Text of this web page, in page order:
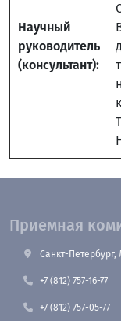
Научный
руководитель
(консультант):
Приемная
Санкт-Петербург,
+7 (812) 757-16-77
+7 (812) 757-05-77